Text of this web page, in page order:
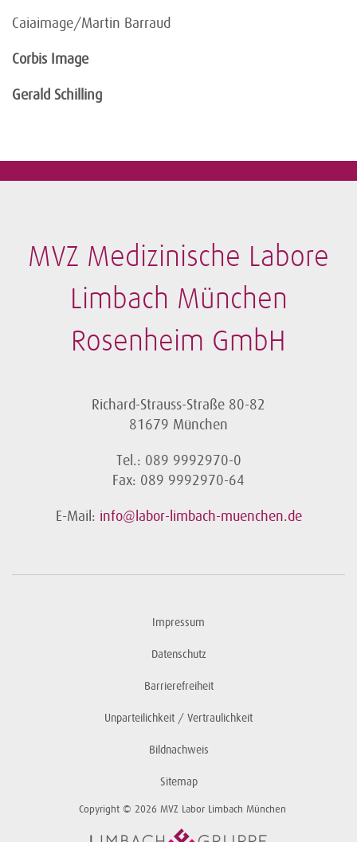
Caiaimage/Martin Barraud
Corbis Image
Gerald Schilling
MVZ Medizinische Labore
Limbach München
Rosenheim GmbH
Richard-Strauss-Straße 80-82
81679 München
Tel.: 089 9992970-0
Fax: 089 9992970-64
E-Mail: info@labor-limbach-muenchen.de
Impressum
Datenschutz
Barrierefreiheit
Unparteilichkeit / Vertraulichkeit
Bildnachweis
Sitemap
Copyright © 2026 MVZ Labor Limbach München